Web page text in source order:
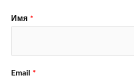
Имя *
Email *